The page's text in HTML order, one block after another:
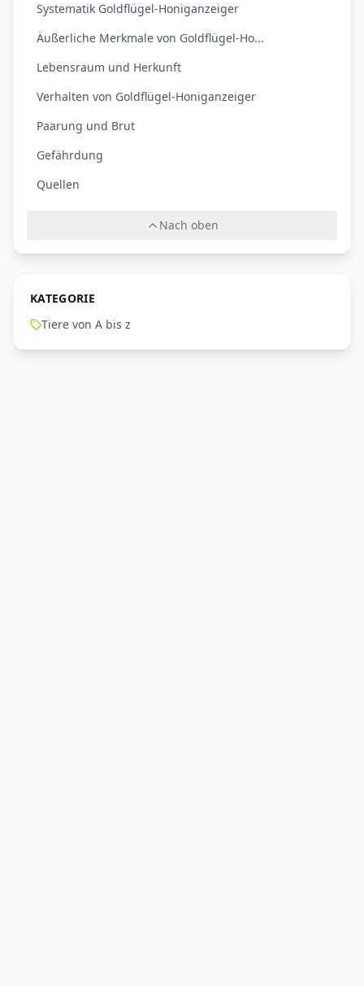
Systematik Goldflügel-Honiganzeiger
Äußerliche Merkmale von Goldflügel-Ho...
Lebensraum und Herkunft
Verhalten von Goldflügel-Honiganzeiger
Paarung und Brut
Gefährdung
Quellen
Nach oben
KATEGORIE
Tiere von A bis z